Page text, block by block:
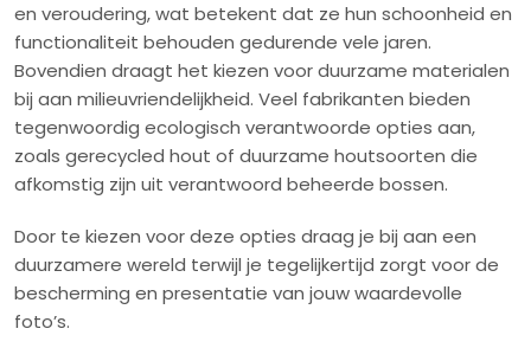
en veroudering, wat betekent dat ze hun schoonheid en
functionaliteit behouden gedurende vele jaren.
Bovendien draagt het kiezen voor duurzame materialen
bij aan milieuvriendelijkheid. Veel fabrikanten bieden
tegenwoordig ecologisch verantwoorde opties aan,
zoals gerecycled hout of duurzame houtsoorten die
afkomstig zijn uit verantwoord beheerde bossen.
Door te kiezen voor deze opties draag je bij aan een
duurzamere wereld terwijl je tegelijkertijd zorgt voor de
bescherming en presentatie van jouw waardevolle
foto’s.